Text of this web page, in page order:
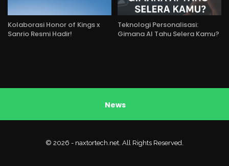
Kolaborasi Honor of Kings x
Sanrio Resmi Hadir!
Teknologi Personalisasi:
Gimana AI Tahu Selera Kamu?
News
© 2026 - naxtortech.net. All Rights Reserved.